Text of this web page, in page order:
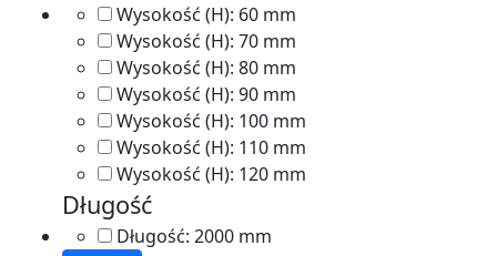
Wysokość (H): 60 mm
Wysokość (H): 70 mm
Wysokość (H): 80 mm
Wysokość (H): 90 mm
Wysokość (H): 100 mm
Wysokość (H): 110 mm
Wysokość (H): 120 mm
Długość
Długość: 2000 mm